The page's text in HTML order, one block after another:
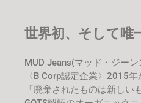
世界初、そして唯
MUD Jeans(マッド・ジー
〈B Corp認定企業〉2015
「廃棄されたものは新し